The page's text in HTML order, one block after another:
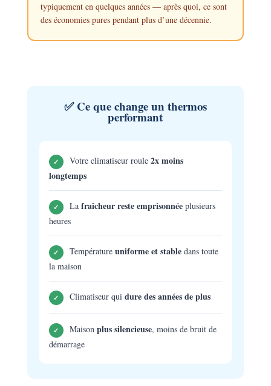
typiquement en quelques années — après quoi, ce sont
des économies pures pendant plus d’une décennie.
✅ Ce que change un thermos
performant
✓ Votre climatiseur roule 2x moins
longtemps
✓ La fraîcheur reste emprisonnéeplusieurs
heures
✓ Température uniforme et stabledans toute
la maison
✓ Climatiseur qui dure des années de plus
✓ Maison plus silencieuse, moins de bruit de
démarrage